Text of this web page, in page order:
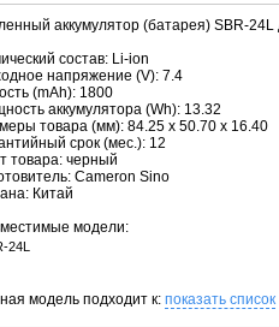
аккумулятор (батарея) SBR-
состав: Li-ion
напряжение (V): 7.4
(mAh): 1800
аккумулятора (Wh): 13.32
товара (мм): 84.25 x 50.70 x 16.40
срок (мес.): 12
товара: черный
Cameron Sino
Китай
модели:
24L
модель подходит к: показать список